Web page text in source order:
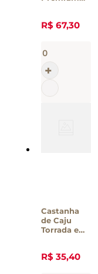
Alibec 400g
R$ 67,30
Castanha
de Caju
Torrada e
- 200g
R$ 35,40